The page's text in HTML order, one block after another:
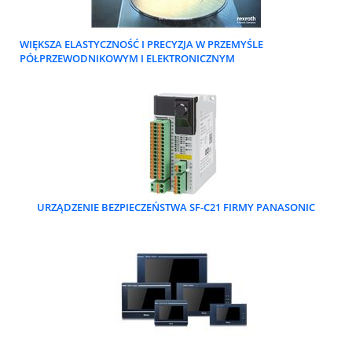
WIĘKSZA ELASTYCZNOŚĆ I PRECYZJA W PRZEMYŚLE
PÓŁPRZEWODNIKOWYM I ELEKTRONICZNYM
URZĄDZENIE BEZPIECZEŃSTWA SF-C21 FIRMY PANASONIC